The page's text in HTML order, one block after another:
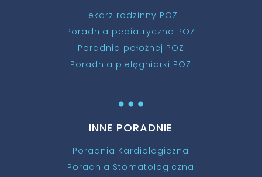
Lekarz rodzinny POZ
Poradnia pediatryczna POZ
Poradnia położnej POZ
Poradnia pielęgniarki POZ
…
INNE PORADNIE
Poradnia Kardiologiczna
Poradnia Stomatologiczna